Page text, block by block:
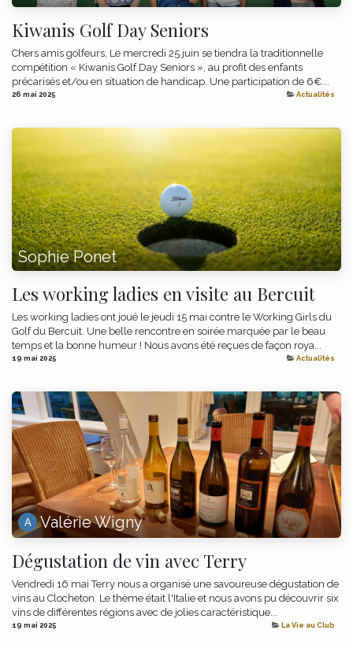
Kiwanis Golf Day Seniors
Chers amis golfeurs, Le mercredi 25 juin se tiendra la traditionnelle
compétition « Kiwanis Golf Day Seniors », au profit des enfants
précarisés et/ou en situation de handicap. Une participation de 6€...
26 mai 2025 Actualités
Sophie Ponet
Les working ladies en visite au Bercuit
Les working ladies ont joué le jeudi 15 mai contre le Working Girls du
Golf du Bercuit. Une belle rencontre en soirée marquée par le beau
temps et la bonne humeur ! Nous avons été reçues de façon roya...
19 mai 2025 Actualités
Valérie Wigny
Dégustation de vin avec Terry
Vendredi 16 mai Terry nous a organisé une savoureuse dégustation de
vins au Clocheton. Le thème était l'Italie et nous avons pu découvrir six
vins de différentes régions avec de jolies caractéristique...
19 mai 2025 La Vie au Club